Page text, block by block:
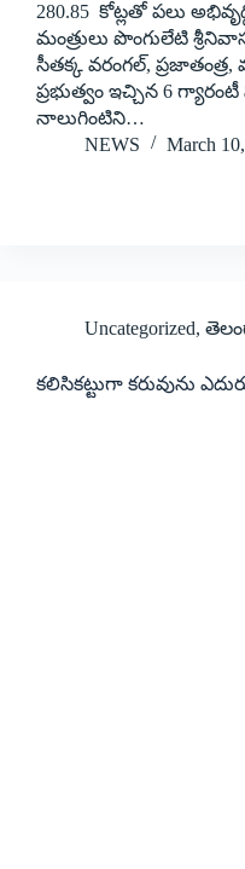
280.85 కోట్లతో పలు
మంత్రులు పొంగులేటి
సీతక్క వరంగల్‌, ప్రజాతంత్ర,
ప్రభుత్వం ఇచ్చిన 6
నాలుగింటిని…
NEWS
March
Uncategorized,
కలిసికట్టుగా కరువును